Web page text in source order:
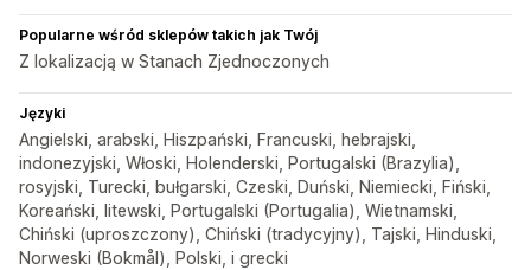
Popularne wśród sklepów takich jak Twój
Z lokalizacją w Stanach Zjednoczonych
Języki
Angielski, arabski, Hiszpański, Francuski, hebrajski,
indonezyjski, Włoski, Holenderski, Portugalski (Brazylia),
rosyjski, Turecki, bułgarski, Czeski, Duński, Niemiecki, Fiński,
Koreański, litewski, Portugalski (Portugalia), Wietnamski,
Chiński (uproszczony), Chiński (tradycyjny), Tajski, Hinduski,
Norweski (Bokmål), Polski, i grecki